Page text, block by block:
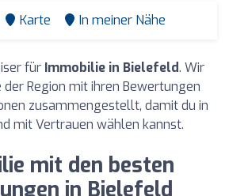
Karte In meiner Nähe
für Immobilie in Bielefeld. Wir
der Region mit ihren Bewertungen
zusammengestellt, damit du in
mit Vertrauen wählen kannst.
mit den besten
in Bielefeld